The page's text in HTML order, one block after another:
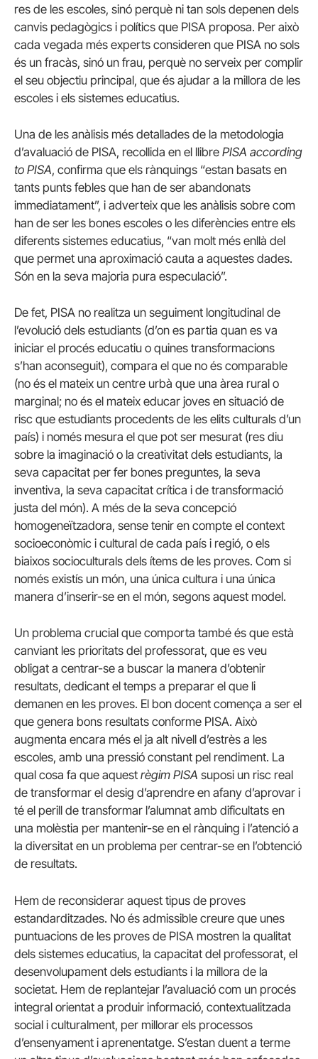
res de les escoles, sinó perquè ni tan sols depenen dels
canvis pedagògics i polítics que PISA proposa. Per això
cada vegada més experts consideren que PISA no sols
és un fracàs, sinó un frau, perquè no serveix per complir
el seu objectiu principal, que és ajudar a la millora de les
escoles i els sistemes educatius.
Una de les anàlisis més detallades de la metodologia
d’avaluació de PISA, recollida en el llibre PISA according
to PISA, confirma que els rànquings “estan basats en
tants punts febles que han de ser abandonats
immediatament”, i adverteix que les anàlisis sobre com
han de ser les bones escoles o les diferències entre els
diferents sistemes educatius, “van molt més enllà del
que permet una aproximació cauta a aquestes dades.
Són en la seva majoria pura especulació”.
De fet, PISA no realitza un seguiment longitudinal de
l’evolució dels estudiants (d’on es partia quan es va
iniciar el procés educatiu o quines transformacions
s’han aconseguit), compara el que no és comparable
(no és el mateix un centre urbà que una àrea rural o
marginal; no és el mateix educar joves en situació de
risc que estudiants procedents de les elits culturals d’un
país) i només mesura el que pot ser mesurat (res diu
sobre la imaginació o la creativitat dels estudiants, la
seva capacitat per fer bones preguntes, la seva
inventiva, la seva capacitat crítica i de transformació
justa del món). A més de la seva concepció
homogeneïtzadora, sense tenir en compte el context
socioeconòmic i cultural de cada país i regió, o els
biaixos socioculturals dels ítems de les proves. Com si
només existís un món, una única cultura i una única
manera d’inserir-se en el món, segons aquest model.
Un problema crucial que comporta també és que està
canviant les prioritats del professorat, que es veu
obligat a centrar-se a buscar la manera d’obtenir
resultats, dedicant el temps a preparar el que li
demanen en les proves. El bon docent comença a ser el
que genera bons resultats conforme PISA. Això
augmenta encara més el ja alt nivell d’estrès a les
escoles, amb una pressió constant pel rendiment. La
qual cosa fa que aquest règim PISA suposi un risc real
de transformar el desig d’aprendre en afany d’aprovar i
té el perill de transformar l’alumnat amb dificultats en
una molèstia per mantenir-se en el rànquing i l’atenció a
la diversitat en un problema per centrar-se en l’obtenció
de resultats.
Hem de reconsiderar aquest tipus de proves
estandarditzades. No és admissible creure que unes
puntuacions de les proves de PISA mostren la qualitat
dels sistemes educatius, la capacitat del professorat, el
desenvolupament dels estudiants i la millora de la
societat. Hem de replantejar l’avaluació com un procés
integral orientat a produir informació, contextualitzada
social i culturalment, per millorar els processos
d’ensenyament i aprenentatge. S’estan duent a terme